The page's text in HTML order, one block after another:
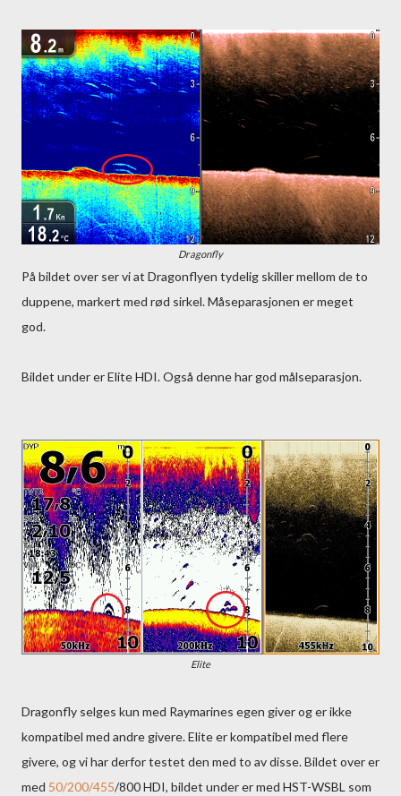
Dragonfly
På bildet over ser vi at Dragonflyen tydelig skiller mellom de to
duppene, markert med rød sirkel. Måseparasjonen er meget
god.
Bildet under er Elite HDI. Også denne har god målseparasjon.
Elite
Dragonfly selges kun med Raymarines egen giver og er ikke
kompatibel med andre givere. Elite er kompatibel med flere
givere, og vi har derfor testet den med to av disse. Bildet over er
med 50/200/455/800 HDI, bildet under er med HST-WSBL som